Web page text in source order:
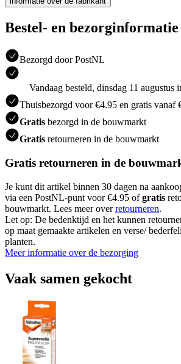
Bestel- en bezorginformatie
Bezorgd door PostNL
Vandaag besteld, dinsdag 11 augustus
Thuisbezorgd voor €4.95 en gratis vanaf
Gratis bezorgd in de bouwmarkt
Gratis retourneren in de bouwmarkt
Gratis retourneren in de
Je kunt dit artikel binnen 30 dagen na
via een PostNL-punt voor €4.95 ofgratis
bouwmarkt. Lees meer overretourneren.
Let op: De bedenktijd en het kunnen
op maat gemaakte artikelen en verse/
planten.
Meer informatie over de bezorging
Vaak samen gekocht